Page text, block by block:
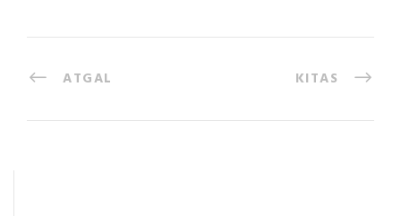
ATGAL KITAS